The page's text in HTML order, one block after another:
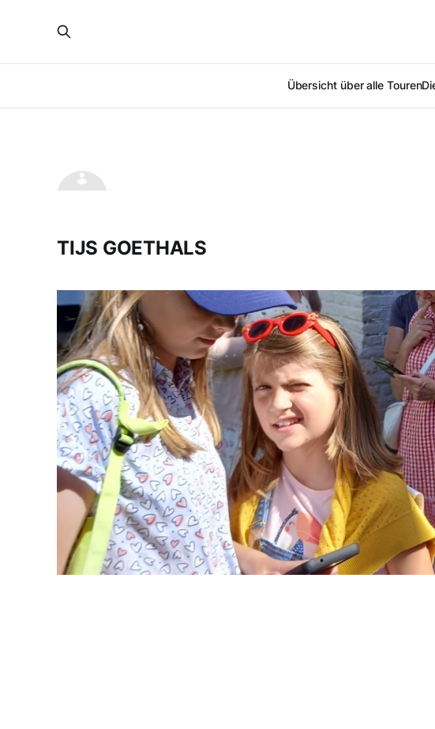
Übersicht über alle Touren
TIJS GOETHALS